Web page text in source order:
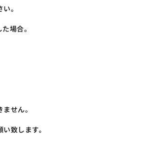
。
場合。
せん。
致します。